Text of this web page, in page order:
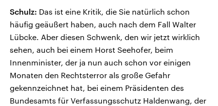
Schulz: Das ist eine Kritik, die Sie natürlich schon
häufig geäußert haben, auch nach dem Fall Walter
Lübcke. Aber diesen Schwenk, den wir jetzt wirklich
sehen, auch bei einem Horst Seehofer, beim
Innenminister, der ja nun auch schon vor einigen
Monaten den Rechtsterror als große Gefahr
gekennzeichnet hat, bei einem Präsidenten des
Bundesamts für Verfassungsschutz Haldenwang, der